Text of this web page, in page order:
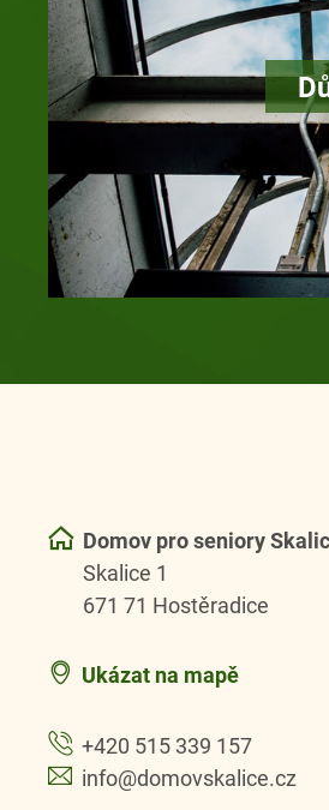
Domov pro seniory
Skalice 1
671 71 Hostěradice
Ukázat na mapě
+420 515 339 157
info@domovskalice.cz